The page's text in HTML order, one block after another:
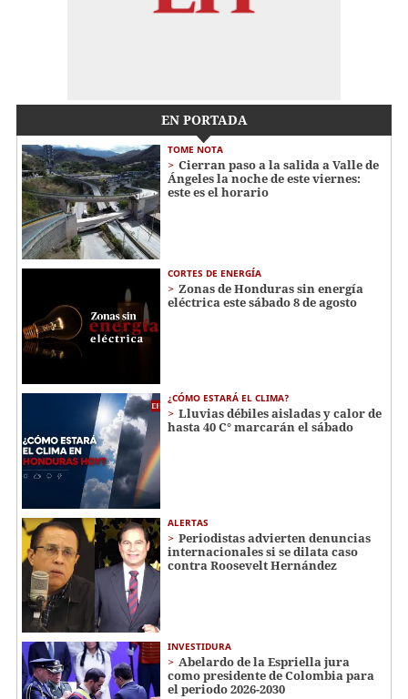
EN PORTADA
TOME NOTA
Cierran paso a la salida a Valle de
Ángeles la noche de este viernes:
este es el horario
CORTES DE ENERGÍA
Zonas de Honduras sin energía
eléctrica este sábado 8 de agosto
¿CÓMO ESTARÁ EL CLIMA?
Lluvias débiles aisladas y calor de
hasta 40 C° marcarán el sábado
ALERTAS
Periodistas advierten denuncias
internacionales si se dilata caso
contra Roosevelt Hernández
INVESTIDURA
Abelardo de la Espriella jura
como presidente de Colombia para
el periodo 2026-2030